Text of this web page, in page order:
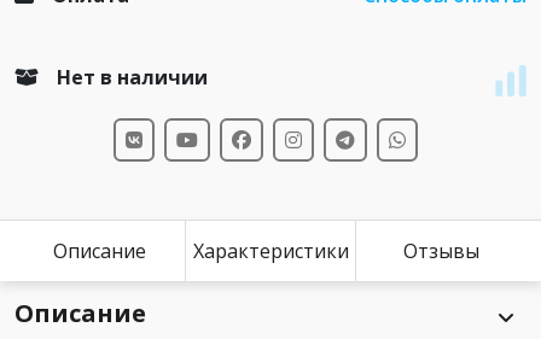
Нет в наличии
Описание Характеристики Отзывы
Описание